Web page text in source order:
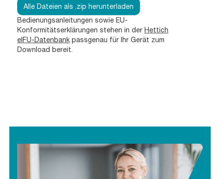
Alle Dateien als .zip herunterladen
Bedienungsanleitungen sowie EU-
Konformitätserklärungen stehen in der Hettich
eIFU-Datenbank passgenau für Ihr Gerät zum
Download bereit.